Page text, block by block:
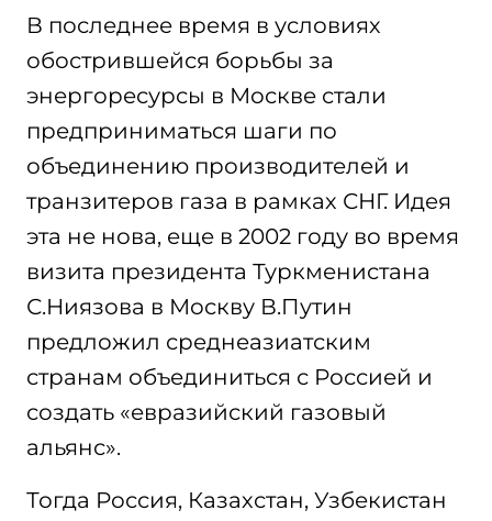
В последнее время в условиях
обострившейся борьбы за
энергоресурсы в Москве стали
предприниматься шаги по
объединению производителей и
транзитеров газа в рамках СНГ. Идея
эта не нова, еще в 2002 году во время
визита президента Туркменистана
С.Ниязова в Москву В.Путин
предложил среднеазиатским
странам объединиться с Россией и
создать «евразийский газовый
альянс».
Тогда Россия, Казахстан, Узбекистан